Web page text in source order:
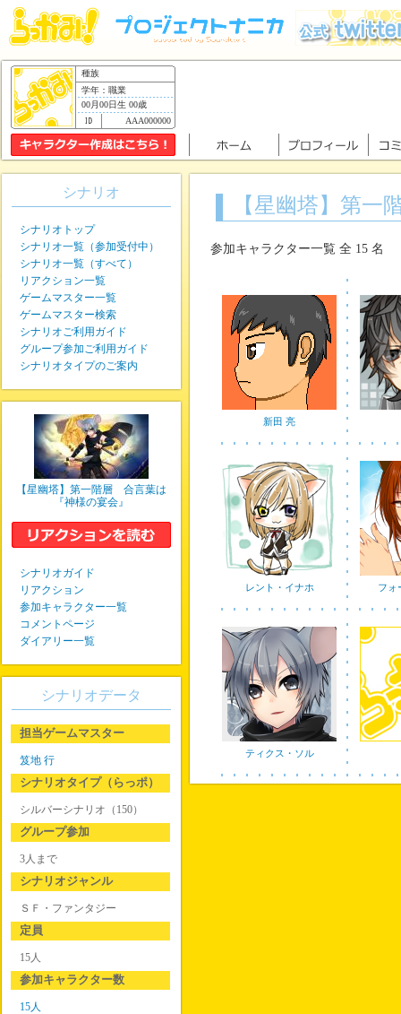
種族
学年：職業
00月00日生 00歳
AAA000000
【星幽塔】第
参加キャラクター一覧 全 15 名
新田 亮
レント・イナホ フォ
ティクス・ソル
シナリオ
シナリオトップ
シナリオ一覧（参加受付中）
シナリオ一覧（すべて）
リアクション一覧
ゲームマスター一覧
ゲームマスター検索
シナリオご利用ガイド
グループ参加ご利用ガイド
シナリオタイプのご案内
【星幽塔】第一階層 合言葉は
『神様の宴会』
シナリオガイド
リアクション
参加キャラクター一覧
コメントページ
ダイアリー一覧
シナリオデータ
担当ゲームマスター
笈地 行
シナリオタイプ（らっポ）
シルバーシナリオ（150）
グループ参加
3人まで
シナリオジャンル
ＳＦ・ファンタジー
定員
15人
参加キャラクター数
15人